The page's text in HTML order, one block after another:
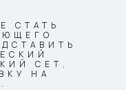
СТАТЬ
СЕТ,
НА